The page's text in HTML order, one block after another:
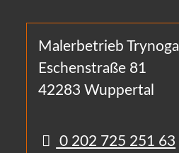
Malerbetrieb Trynoga
Eschenstraße 81
42283 Wuppertal
0 202 725 251 63